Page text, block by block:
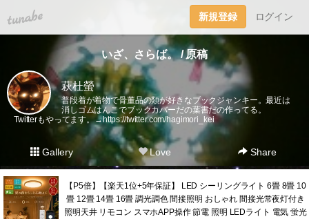
tuna.be 新規登録 ログイン
いざ、さらば。 / 原稿
萩杜螢
普段着が着物で骨董品の類が好きなブックジャンキー。最近は
消しゴムはんこでブックカバーだの葉書だの作ってる。
Twitterもやってます。→https://twitter.com/hagimori_kei
Gallery Love Share
【P5倍】【楽天1位+5年保証】 LED シーリングライト 6畳 8畳 10
畳 12畳 14畳 16畳 調光調色 間接照明 おしゃれ 間接光常夜灯付き
照明天井 リモコン スマホAPP操作 節電 照明 LEDライト 電気 蛍光